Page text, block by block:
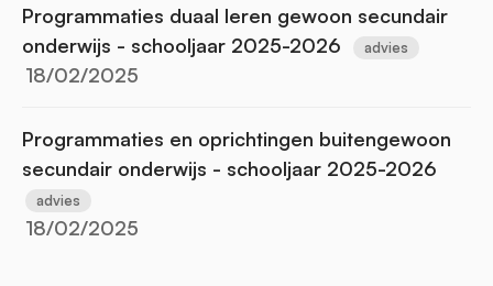
Programmaties duaal leren gewoon secundair
onderwijs - schooljaar 2025-2026
advies
18/02/2025
Programmaties en oprichtingen buitengewoon
secundair onderwijs - schooljaar 2025-2026
advies
18/02/2025